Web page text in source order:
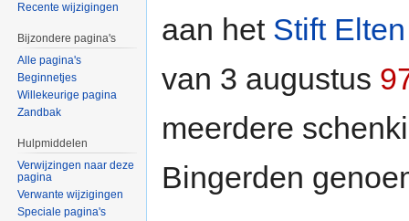
aan het Stift Elten
van 3 augustus
meerdere
Bingerden
Recente wijzigingen
Bijzondere pagina's
Alle pagina's
Beginnetjes
Willekeurige pagina
Zandbak
Hulpmiddelen
Verwijzingen naar deze
pagina
Verwante wijzigingen
Speciale pagina's